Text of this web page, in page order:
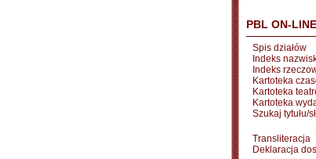
PBL ON-LINE
Spis działów
Indeks
Indeks
Kartoteka
Kartoteka
Kartoteka
Szukaj tytułu/
Transliteracja
Deklaracja